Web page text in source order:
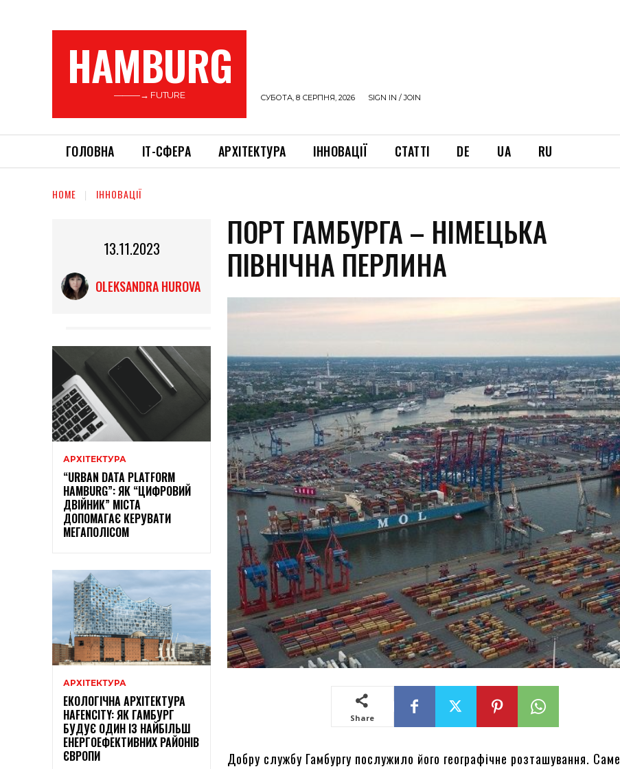
HAMBURG
———→ FUTURE СУБОТА, 8 СЕРПНЯ, 2026 SIGN IN / JOIN
ГОЛОВНА ІТ-СФЕРА АРХІТЕКТУРА ІННОВАЦІЇ СТАТТІ DE UA RU
HOME ІННОВАЦІЇ
13.11.2023
OLEKSANDRA HUROVA
АРХІТЕКТУРА
“URBAN DATA PLATFORM
HAMBURG”: ЯК “ЦИФРОВИЙ
ДВІЙНИК” МІСТА
ДОПОМАГАЄ КЕРУВАТИ
МЕГАПОЛІСОМ
АРХІТЕКТУРА
ЕКОЛОГІЧНА АРХІТЕКТУРА
HAFENCITY: ЯК ГАМБУРГ
БУДУЄ ОДИН ІЗ НАЙБІЛЬШ
ЕНЕРГОЕФЕКТИВНИХ РАЙОНІВ
ЄВРОПИ
ПОРТ ГАМБУРГА – НІМЕЦЬКА
ПІВНІЧНА ПЕРЛИНА
Share
Добру службу Гамбургу послужило його географічне розташування. Саме